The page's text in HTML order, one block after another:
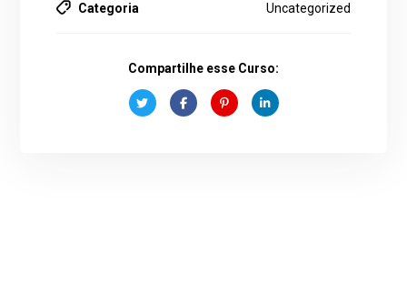
Categoria Uncategorized
Compartilhe esse Curso: